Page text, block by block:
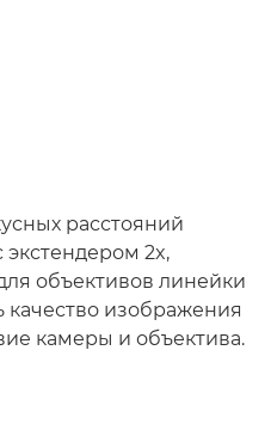
расстояний
2x,
объективов линейки
качество изображения
камеры и объектива.